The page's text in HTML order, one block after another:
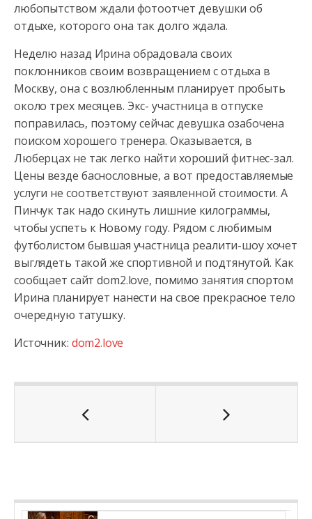
любопытством ждали фотоотчет девушки об
отдыхе, которого она так долго ждала.
Неделю назад Ирина обрадовала своих
поклонников своим возвращением с отдыха в
Москву, она с возлюбленным планирует пробыть
около трех месяцев. Экс- участница в отпуске
поправилась, поэтому сейчас девушка озабочена
поиском хорошего тренера. Оказывается, в
Люберцах не так легко найти хороший фитнес-зал.
Цены везде баснословные, а вот предоставляемые
услуги не соответствуют заявленной стоимости. А
Пинчук так надо скинуть лишние килограммы,
чтобы успеть к Новому году. Рядом с любимым
футболистом бывшая участница реалити-шоу хочет
выглядеть такой же спортивной и подтянутой. Как
сообщает сайт dom2.love, помимо занятия спортом
Ирина планирует нанести на свое прекрасное тело
очередную татушку.
Источник: dom2.love